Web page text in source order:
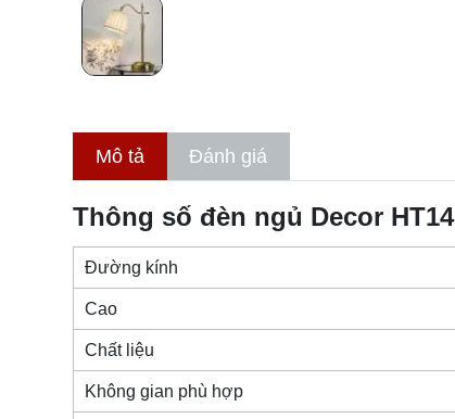
Mô tả Đánh giá
Thông số đèn ngủ Decor HT14
Đường kính
Cao
Chất liệu
Không gian phù hợp